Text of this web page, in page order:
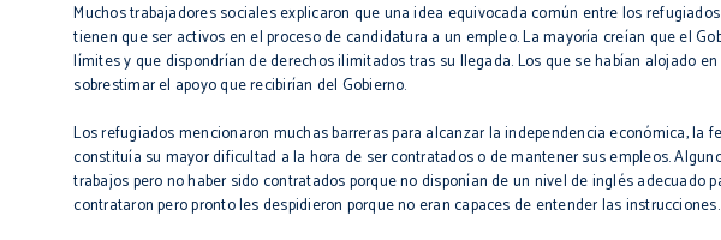
Muchos trabajadores sociales explicaron que una idea equivocada común entre los
tienen que ser activos en el proceso de candidatura a un empleo. La mayoría creían que el
límites y que dispondrían de derechos ilimitados tras su llegada. Los que se habían alojado
sobrestimar el apoyo que recibirían del Gobierno.
Los refugiados mencionaron muchas barreras para alcanzar la independencia económica,
constituía su mayor dificultad a la hora de ser contratados o de mantener sus empleos.
trabajos pero no haber sido contratados porque no disponían de un nivel de inglés
contrataron pero pronto les despidieron porque no eran capaces de entender las instrucciones.